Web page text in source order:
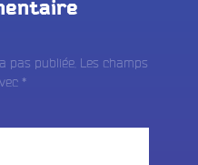
pas publiée. Les champs
*